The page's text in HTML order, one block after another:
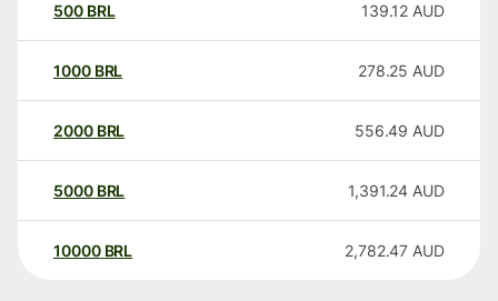
500 BRL 139.12 AUD
1000 BRL 278.25 AUD
2000 BRL 556.49 AUD
5000 BRL 1,391.24 AUD
10000 BRL 2,782.47 AUD